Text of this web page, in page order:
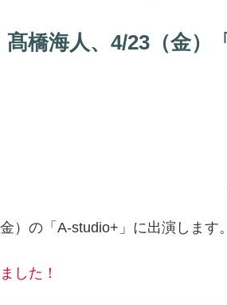
橋海人、4/23（金）
）の「A-studio+」に出演します。
した！